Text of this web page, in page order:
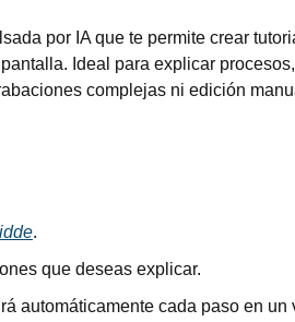
por IA que te permite crear
Ideal para explicar
complejas ni edición
.
que deseas explicar.
automáticamente cada paso en un